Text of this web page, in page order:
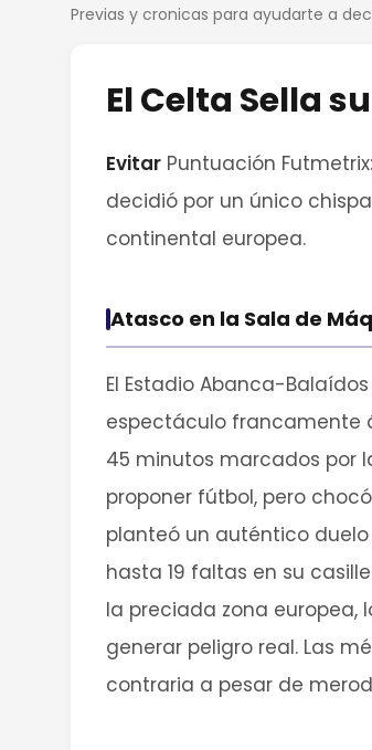
Previas y cronicas para ayudarte a
El Celta Sella
Evitar Puntuación
decidió por un único
continental europea.
Atasco en la Sala de
El Estadio Abanca-
espectáculo francamente
45 minutos marcados por
proponer fútbol, pero
planteó un auténtico
hasta 19 faltas en su
la preciada zona europea,
generar peligro real. Las
contraria a pesar de